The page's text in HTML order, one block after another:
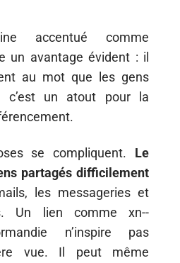
accentué comme
un avantage évident : il
au mot que les gens
c’est un atout pour la
se compliquent. Le
partagés difficilement
les messageries et
Un lien comme xn--
n’inspire pas
vue. Il peut même